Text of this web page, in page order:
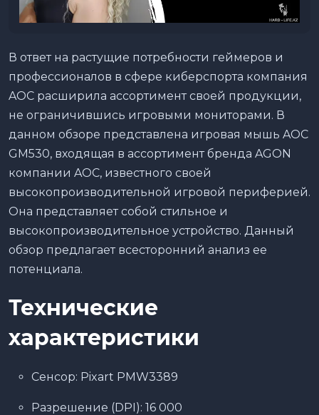
В ответ на растущие потребности геймеров и
профессионалов в сфере киберспорта компания
AOC расширила ассортимент своей продукции,
не ограничившись игровыми мониторами. В
данном обзоре представлена игровая мышь AOC
GM530, входящая в ассортимент бренда AGON
компании AOC, известного своей
высокопроизводительной игровой периферией.
Она представляет собой стильное и
высокопроизводительное устройство. Данный
обзор предлагает всесторонний анализ ее
потенциала.
Технические
характеристики
Сенсор: Pixart PMW3389
Разрешение (DPI): 16 000